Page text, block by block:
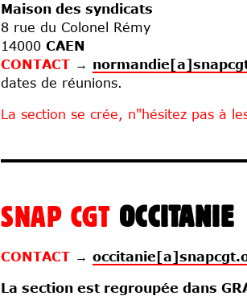
Maison des syndicats
8 rue du Colonel Rémy
14000 CAEN
CONTACT →
dates de réunions.
La section se crée, n"hésitez pas à
SNAP CGT OCCITANIE
CONTACT →
La section est regroupée dans